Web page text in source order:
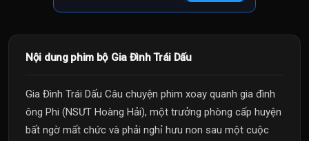
Nội dung phim bộ Gia Đình Trái Dấu
Gia Đình Trái Dấu Câu chuyện phim xoay quanh gia đình
ông Phi (NSƯT Hoàng Hải), một trưởng phòng cấp huyện
bất ngờ mất chức và phải nghỉ hưu non sau một cuộc